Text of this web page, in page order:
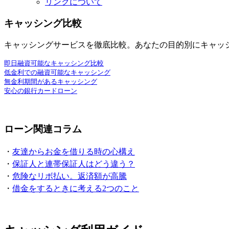
キャッシング比較
キャッシングサービスを徹底比較。あなたの目的別にキャッ
即日融資可能なキャッシング比較
低金利での融資可能なキャッシング
無金利期間があるキャッシング
安心の銀行カードローン
ローン関連コラム
・ 友達からお金を借りる時の心構え
・ 保証人と連帯保証人はどう違う？
・ 危険なリボ払い。返済額が高騰
・ 借金をするときに考える2つのこと